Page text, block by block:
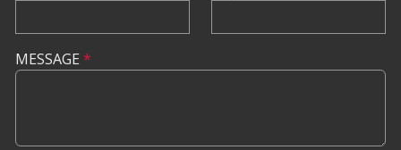
MESSAGE *